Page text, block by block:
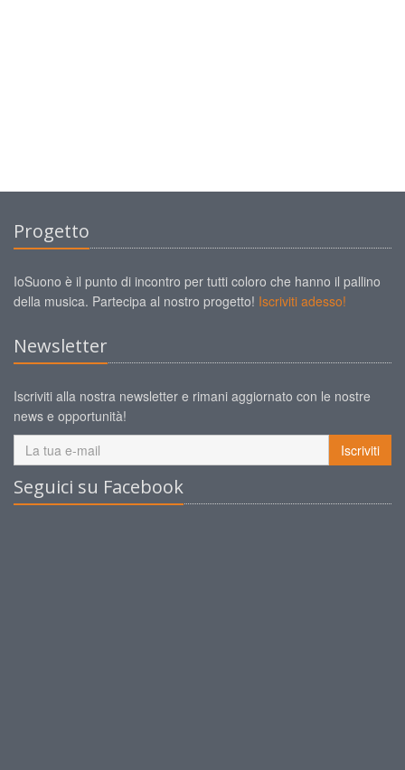
Progetto
IoSuono è il punto di incontro per tutti coloro che hanno il pallino
della musica. Partecipa al nostro progetto! Iscriviti adesso!
Newsletter
Iscriviti alla nostra newsletter e rimani aggiornato con le nostre
news e opportunità!
Iscriviti
Seguici su Facebook